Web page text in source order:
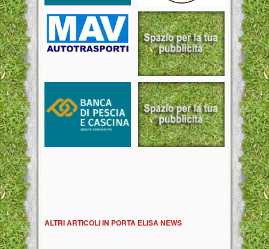
ALTRI ARTICOLI IN PORTA ELISA NEWS